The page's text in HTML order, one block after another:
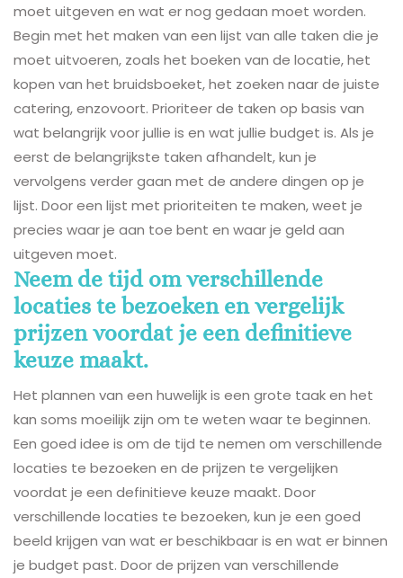
moet uitgeven en wat er nog gedaan moet worden.
Begin met het maken van een lijst van alle taken die je
moet uitvoeren, zoals het boeken van de locatie, het
kopen van het bruidsboeket, het zoeken naar de juiste
catering, enzovoort. Prioriteer de taken op basis van
wat belangrijk voor jullie is en wat jullie budget is. Als je
eerst de belangrijkste taken afhandelt, kun je
vervolgens verder gaan met de andere dingen op je
lijst. Door een lijst met prioriteiten te maken, weet je
precies waar je aan toe bent en waar je geld aan
uitgeven moet.
Neem de tijd om verschillende
locaties te bezoeken en vergelijk
prijzen voordat je een definitieve
keuze maakt.
Het plannen van een huwelijk is een grote taak en het
kan soms moeilijk zijn om te weten waar te beginnen.
Een goed idee is om de tijd te nemen om verschillende
locaties te bezoeken en de prijzen te vergelijken
voordat je een definitieve keuze maakt. Door
verschillende locaties te bezoeken, kun je een goed
beeld krijgen van wat er beschikbaar is en wat er binnen
je budget past. Door de prijzen van verschillende